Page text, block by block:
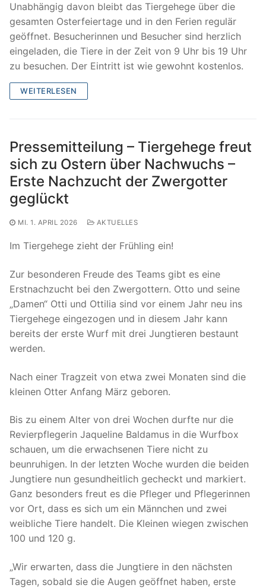
Unabhängig davon bleibt das Tiergehege über die
gesamten Osterfeiertage und in den Ferien regulär
geöffnet. Besucherinnen und Besucher sind herzlich
eingeladen, die Tiere in der Zeit von 9 Uhr bis 19 Uhr
zu besuchen. Der Eintritt ist wie gewohnt kostenlos.
WEITERLESEN
Pressemitteilung – Tiergehege freut
sich zu Ostern über Nachwuchs –
Erste Nachzucht der Zwergotter
geglückt
MI. 1. APRIL 2026 AKTUELLES
Im Tiergehege zieht der Frühling ein!
Zur besonderen Freude des Teams gibt es eine
Erstnachzucht bei den Zwergottern. Otto und seine
„Damen“ Otti und Ottilia sind vor einem Jahr neu ins
Tiergehege eingezogen und in diesem Jahr kann
bereits der erste Wurf mit drei Jungtieren bestaunt
werden.
Nach einer Tragzeit von etwa zwei Monaten sind die
kleinen Otter Anfang März geboren.
Bis zu einem Alter von drei Wochen durfte nur die
Revierpflegerin Jaqueline Baldamus in die Wurfbox
schauen, um die erwachsenen Tiere nicht zu
beunruhigen. In der letzten Woche wurden die beiden
Jungtiere nun gesundheitlich gecheckt und markiert.
Ganz besonders freut es die Pfleger und Pflegerinnen
vor Ort, dass es sich um ein Männchen und zwei
weibliche Tiere handelt. Die Kleinen wiegen zwischen
100 und 120 g.
„Wir erwarten, dass die Jungtiere in den nächsten
Tagen, sobald sie die Augen geöffnet haben, erste